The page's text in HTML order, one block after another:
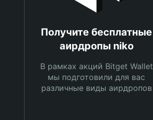
Получите бесплатные
аирдропы niko
В рамках акций Bitget Wallet
мы подготовили для вас
различные виды аирдропов